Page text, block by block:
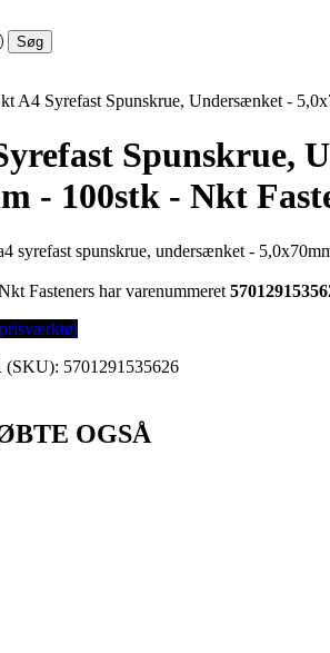
Søg
A4 Syrefast Spunskrue, Undersænket -
Spunskrue,
- 100stk - Nkt
syrefast spunskrue, undersænket -
Fasteners har varenummeret
(SKU): 5701291535626
OGSÅ